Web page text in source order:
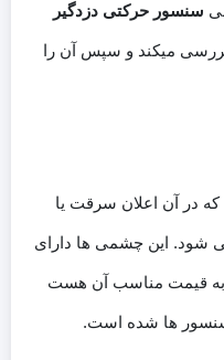
سنسور حرکتی دزدگیر
میکند و سپس آن را
در آن اعلان سرقت یا
شود. این چشمی ها دارای
به قیمت مناسب آن هست
ها شده است.